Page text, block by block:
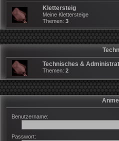
Klettersteig
Meine Klettersteige
Themen: 3
Technisches &
Themen: 2
Benutzername:
Passwort: